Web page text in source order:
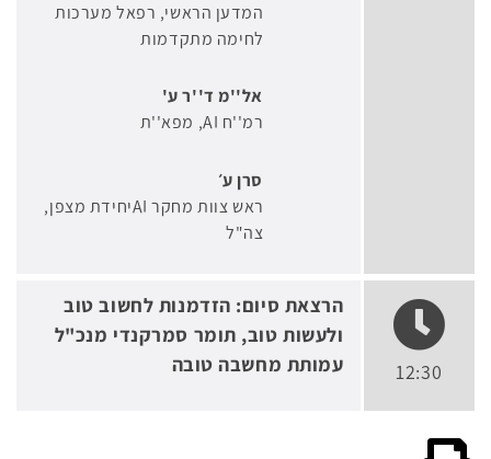
המדען הראשי רפאל מערכות
לחימה מתקדמות
אל''מ ד''ר ע'
רמ''ח AI, מפא''ת
סרן ע׳
ראש צוות מחקר AIיחידת מצפן
צה"ל
12:30
הרצאת סיום: הזדמנות לחשוב טוב
ולעשות טוב, תומר סמרקנדי מנכ"ל
עמותת מחשבה טובה